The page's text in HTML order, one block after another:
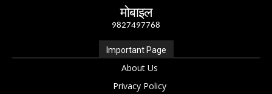
मोबाइल
9827497768
Important Page
About Us
Privacy Policy